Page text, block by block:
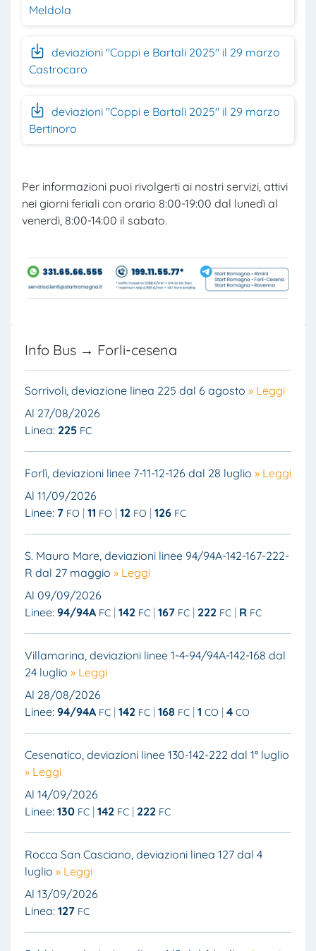
Meldola
deviazioni "Coppi e Bartali 2025" il 29 marzo
Castrocaro
deviazioni "Coppi e Bartali 2025" il 29 marzo
Bertinoro
Per informazioni puoi rivolgerti ai nostri servizi, attivi
nei giorni feriali con orario 8:00-19:00 dal lunedì al
venerdì, 8:00-14:00 il sabato.
Info Bus → Forli-cesena
Sorrivoli, deviazione linea 225 dal 6 agosto » Leggi
Al 27/08/2026
Linea: 225 FC
Forlì, deviazioni linee 7-11-12-126 dal 28 luglio » Leggi
Al 11/09/2026
Linee: 7 FO 11 FO 12 FO 126 FC
S. Mauro Mare, deviazioni linee 94/94A-142-167-222-
R dal 27 maggio » Leggi
Al 09/09/2026
Linee: 94/94A FC 142 FC 167 FC 222 FC R FC
Villamarina, deviazioni linee 1-4-94/94A-142-168 dal
24 luglio » Leggi
Al 28/08/2026
Linee: 94/94A FC 142 FC 168 FC 1 CO 4 CO
Cesenatico, deviazioni linee 130-142-222 dal 1° luglio
» Leggi
Al 14/09/2026
Linee: 130 FC 142 FC 222 FC
Rocca San Casciano, deviazioni linea 127 dal 4
luglio » Leggi
Al 13/09/2026
Linea: 127 FC